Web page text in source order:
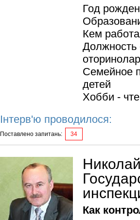
Год
Кем
Должность
Семейное
детей
Хобби -
Інтерв'ю проводилося:
Поставлено запитань: 34
Как